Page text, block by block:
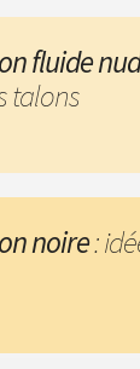
fluide
talons
noire: